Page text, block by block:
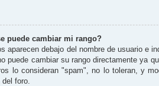
puede cambiar mi rango?
aparecen debajo del nombre de usuario e
puede cambiar su rango directamente ya
lo consideran "spam", no lo toleran, y
foro.